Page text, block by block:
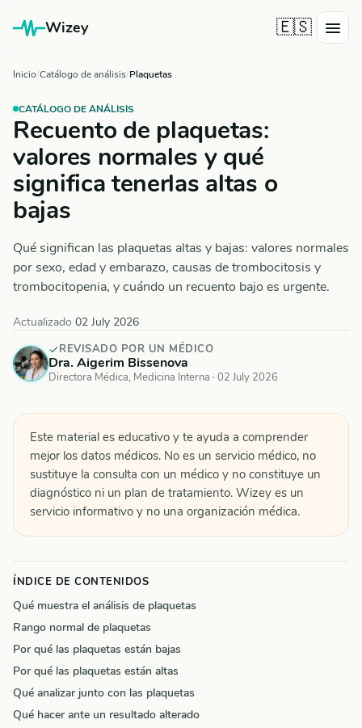
Wizey 🇪🇸
Inicio Catálogo de análisis Plaquetas
CATÁLOGO DE ANÁLISIS
Recuento de plaquetas:
valores normales y qué
significa tenerlas altas o
bajas
Qué significan las plaquetas altas y bajas: valores normales
por sexo, edad y embarazo, causas de trombocitosis y
trombocitopenia, y cuándo un recuento bajo es urgente.
Actualizado 02 July 2026
REVISADO POR UN MÉDICO
Dra. Aigerim Bissenova
Directora Médica, Medicina Interna · 02 July 2026
Este material es educativo y te ayuda a comprender
mejor los datos médicos. No es un servicio médico, no
sustituye la consulta con un médico y no constituye un
diagnóstico ni un plan de tratamiento. Wizey es un
servicio informativo y no una organización médica.
ÍNDICE DE CONTENIDOS
Qué muestra el análisis de plaquetas
Rango normal de plaquetas
Por qué las plaquetas están bajas
Por qué las plaquetas están altas
Qué analizar junto con las plaquetas
Qué hacer ante un resultado alterado